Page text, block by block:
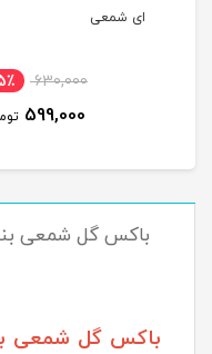
ای شمعی
630,000
599,000
باکس گل شمعی
باکس گل شمعی